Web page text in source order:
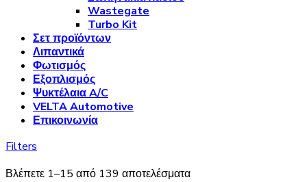
Wastegate
Turbo Kit
Σετ προϊόντων
Λιπαντικά
Φωτισμός
Εξοπλισμός
Ψυκτέλαια A/C
VELTA Automotive
Επικοινωνία
Filters
Βλέπετε 1–15 από 139 αποτελέσματα